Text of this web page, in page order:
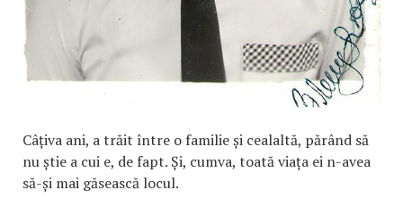
Câțiva ani, a trăit între o familie și cealaltă, părând să
nu știe a cui e, de fapt. Și, cumva, toată viața ei n-avea
să-și mai găsească locul.